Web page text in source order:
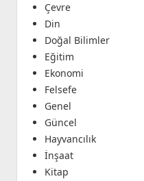
Çevre
Din
Doğal Bilimler
Eğitim
Ekonomi
Felsefe
Genel
Güncel
Hayvancılık
İnşaat
Kitap